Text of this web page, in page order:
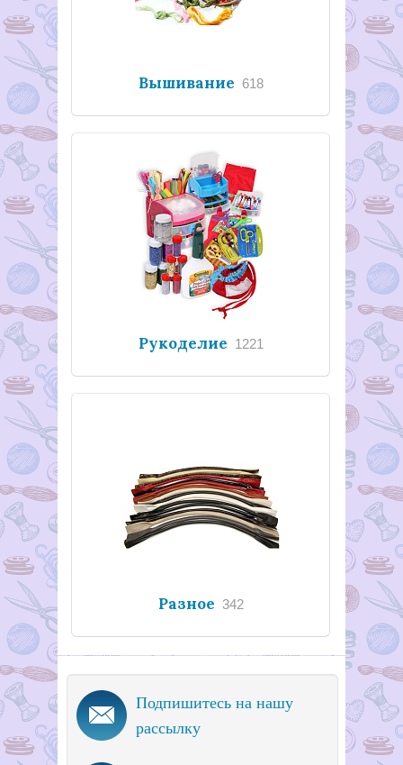
Вышивание 618
Рукоделие 1221
Разное 342
Подпишитесь на нашу
рассылку